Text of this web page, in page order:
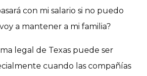
con mi salario si no puedo
a mantener a mi familia?
legal de Texas puede ser
cuando las compañías